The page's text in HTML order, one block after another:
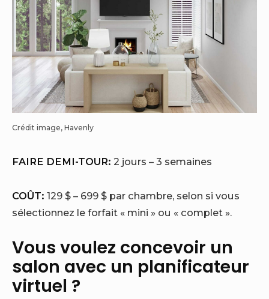
Crédit image, Havenly
FAIRE DEMI-TOUR: 2 jours – 3 semaines
COÛT: 129 $ – 699 $ par chambre, selon si vous
sélectionnez le forfait « mini » ou « complet ».
Vous voulez concevoir un
salon avec un planificateur
virtuel ?